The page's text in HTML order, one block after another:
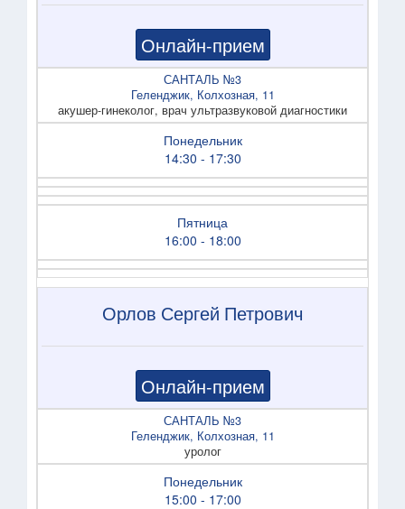
Онлайн-прием
САНТАЛЬ №3
Геленджик, Колхозная, 11
акушер-гинеколог, врач ультразвуковой диагностики
Понедельник
14:30 - 17:30
Пятница
16:00 - 18:00
Орлов Сергей Петрович
Онлайн-прием
САНТАЛЬ №3
Геленджик, Колхозная, 11
уролог
Понедельник
15:00 - 17:00